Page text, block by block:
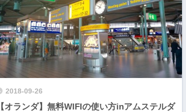
2018-09-26
【オランダ】無料WIFIの使い方inアムステルダ